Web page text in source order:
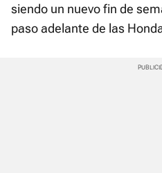
siendo un nuevo fin de
paso adelante de las